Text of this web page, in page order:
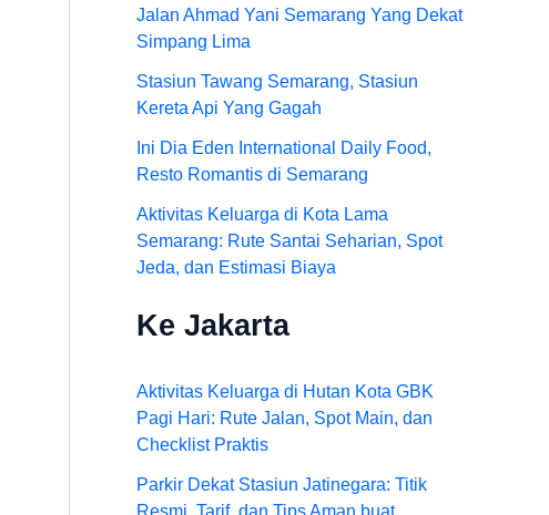
Jalan Ahmad Yani Semarang Yang Dekat
Simpang Lima
Stasiun Tawang Semarang, Stasiun
Kereta Api Yang Gagah
Ini Dia Eden International Daily Food,
Resto Romantis di Semarang
Aktivitas Keluarga di Kota Lama
Semarang: Rute Santai Seharian, Spot
Jeda, dan Estimasi Biaya
Ke Jakarta
Aktivitas Keluarga di Hutan Kota GBK
Pagi Hari: Rute Jalan, Spot Main, dan
Checklist Praktis
Parkir Dekat Stasiun Jatinegara: Titik
Resmi, Tarif, dan Tips Aman buat